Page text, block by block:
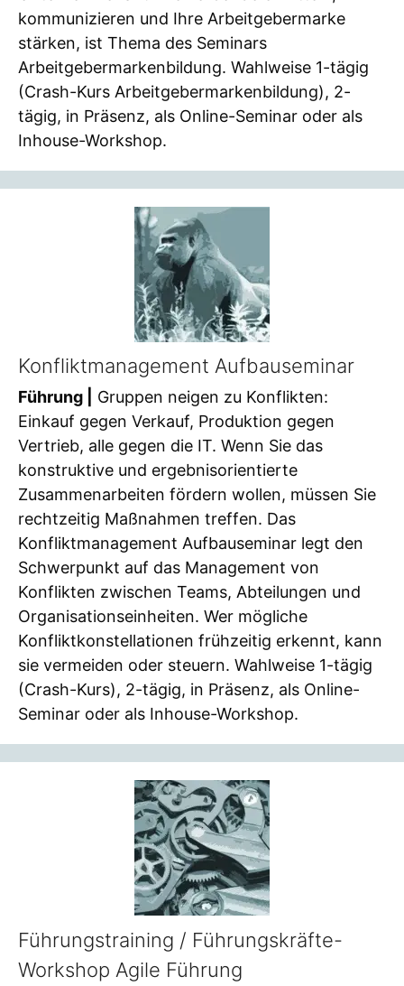
kommunizieren und Ihre Arbeitgebermarke
stärken, ist Thema des Seminars
Arbeitgebermarkenbildung. Wahlweise 1-tägig
(Crash-Kurs Arbeitgebermarkenbildung), 2-
tägig, in Präsenz, als Online-Seminar oder als
Inhouse-Workshop.
Konfliktmanagement Aufbauseminar
Führung |
Gruppen neigen zu Konflikten:
Einkauf gegen Verkauf, Produktion gegen
Vertrieb, alle gegen die IT. Wenn Sie das
konstruktive und ergebnisorientierte
Zusammenarbeiten fördern wollen, müssen Sie
rechtzeitig Maßnahmen treffen. Das
Konfliktmanagement Aufbauseminar legt den
Schwerpunkt auf das Management von
Konflikten zwischen Teams, Abteilungen und
Organisationseinheiten. Wer mögliche
Konfliktkonstellationen frühzeitig erkennt, kann
sie vermeiden oder steuern. Wahlweise 1-tägig
(Crash-Kurs), 2-tägig, in Präsenz, als Online-
Seminar oder als Inhouse-Workshop.
Führungstraining / Führungskräfte-
Workshop Agile Führung